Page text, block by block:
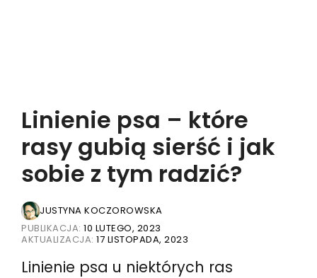
Linienie psa – które
rasy gubią sierść i jak
sobie z tym radzić?
JUSTYNA KOCZOROWSKA
PUBLIKACJA: 10 LUTEGO, 2023
AKTUALIZACJA: 17 LISTOPADA, 2023
Linienie psa u niektórych ras